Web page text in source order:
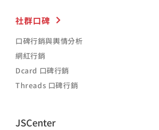
社群口碑
口碑行銷與輿情分析
網紅行銷
Dcard 口碑行銷
Threads 口碑行銷
JSCenter